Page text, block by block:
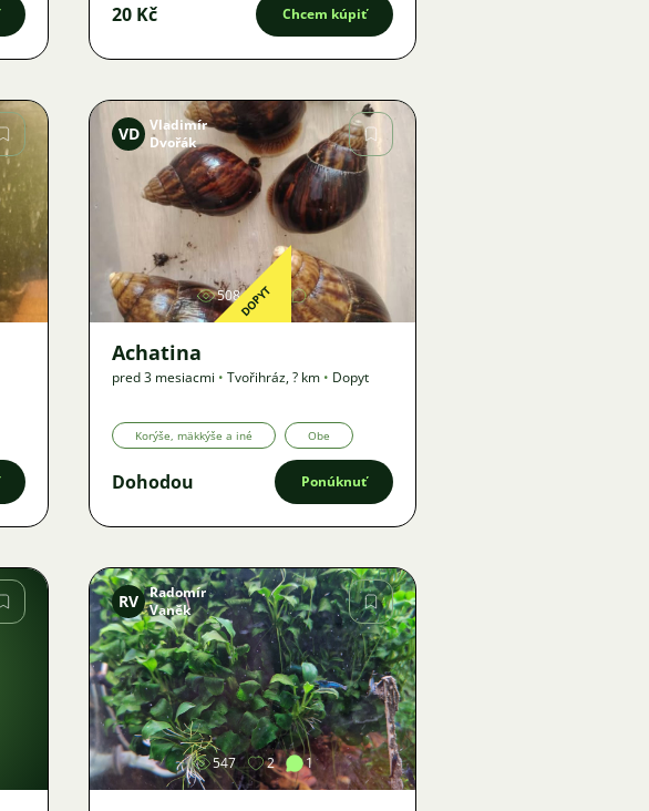
20 Kč Chcem kúpiť
Obrázok
VD Vladimír
Dvořák
508DOPYT
Achatina
pred 3 mesiacmi • Tvořihráz,? km • Dopyt
Korýše, mäkkýše a iné Obe
Dohodou Ponúknuť
Obrázok
RV Radomír
Vaněk
547 2 1